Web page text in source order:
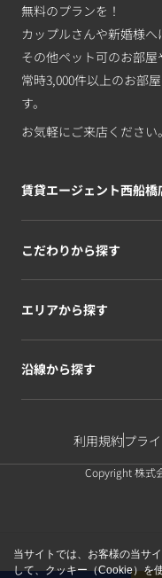
無料のプランを！
カップルさんや新婚様
その他ペット可のお部
常時3,000件以上のお部
す。
お気軽にご来店ください。
賃貸エージェント西船橋
こだわりから探す
エリアから探す
沿線から探す
利用規約プラ
Copyright 株式
当サイトでは、お客様の当サ
して、クッキー（Cookie）を